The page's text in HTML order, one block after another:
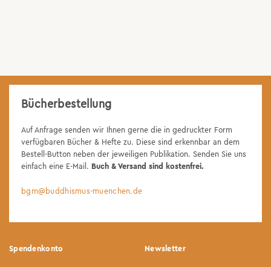
Bücherbestellung
Auf Anfrage senden wir Ihnen gerne die in gedruckter Form
verfügbaren Bücher & Hefte zu. Diese sind erkennbar an dem
Bestell-Button neben der jeweiligen Publikation. Senden Sie uns
einfach eine E-Mail. Buch & Versand sind kostenfrei.
bgm@buddhismus-muenchen.de
Spendenkonto Newsletter